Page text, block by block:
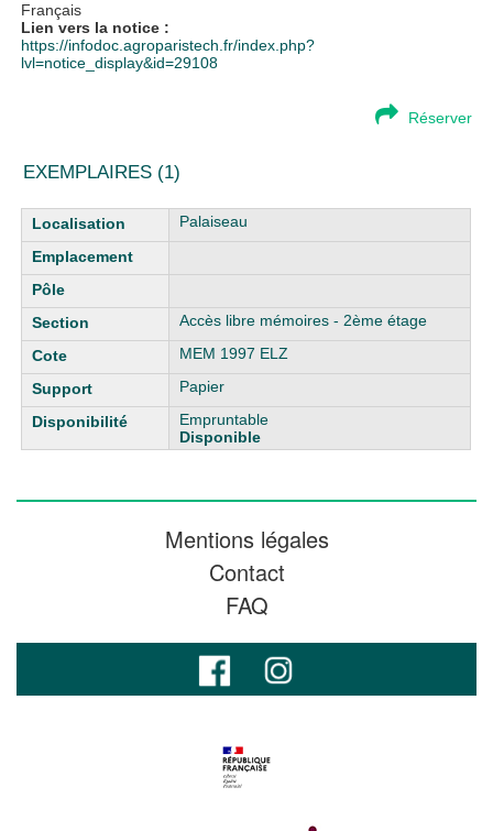
Français
Lien vers la notice :
https://infodoc.agroparistech.fr/index.php?
lvl=notice_display&id=29108
Réserver
EXEMPLAIRES (1)
Liste des exemplaires Palaiseau
Accès libre mémoires - 2ème étage
MEM 1997 ELZ
Papier
Empruntable
Disponible
Mentions légales
Contact
FAQ